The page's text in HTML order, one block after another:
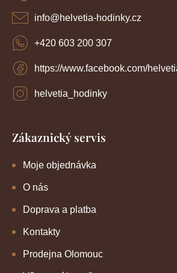
info@helvetia-hodinky.cz
https://www.facebook.com/
helvetia_hodinky
+420 603 200 307
Zákaznický servis
Moje objednávka
O nás
Doprava a platba
Kontakty
Prodejna Olomouc